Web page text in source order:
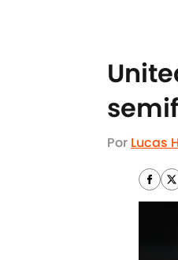
Por Lucas